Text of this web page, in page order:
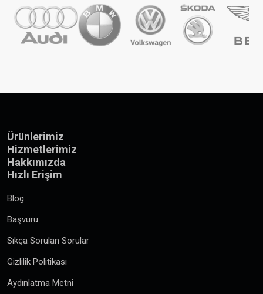
Ürünlerimiz
Hizmetlerimiz
Hakkımızda
Hızlı Erişim
Blog
Başvuru
Sıkça Sorulan Sorular
Gizlilik Politikası
Aydınlatma Metni